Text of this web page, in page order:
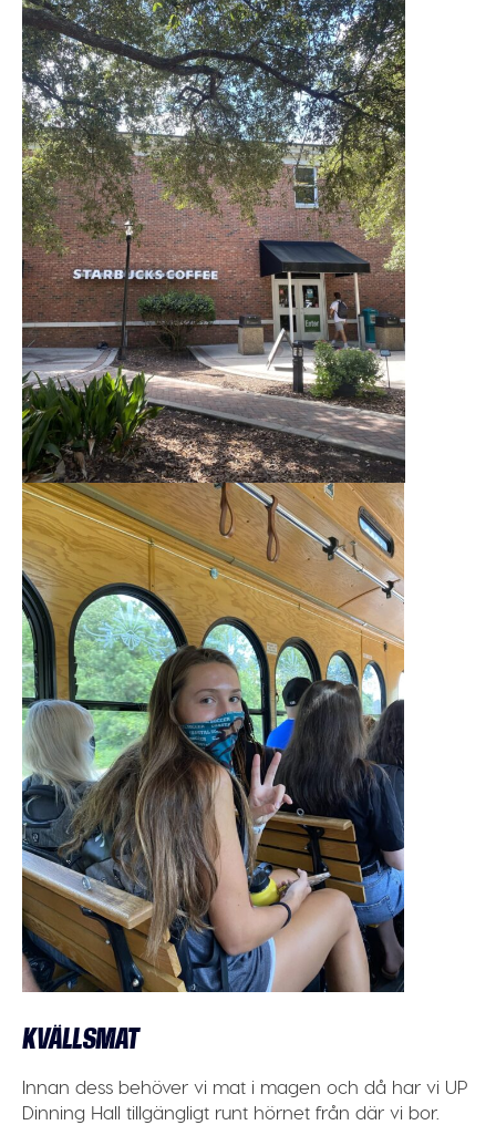
KVÄLLSMAT
Innan dess behöver vi mat i magen och då har vi UP
Dinning Hall tillgängligt runt hörnet från där vi bor.